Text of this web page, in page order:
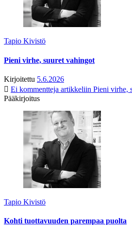
Tapio Kivistö
Pieni virhe, suuret vahingot
Kirjoitettu 5.6.2026
Ei kommentteja artikkeliin Pieni virhe,
Pääkirjoitus
Tapio Kivistö
Kohti tuottavuuden parempaa puolta